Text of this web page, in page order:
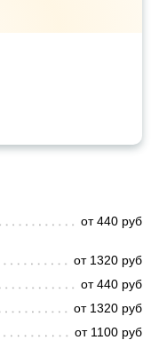
от 440 руб
от 1320 руб
от 440 руб
от 1320 руб
от 1100 руб